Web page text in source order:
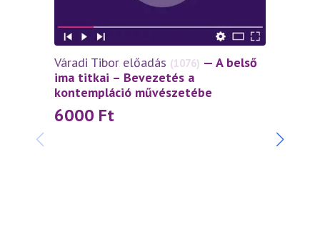
Váradi Tibor előadás (1076) — A belső
ima titkai – Bevezetés a
kontempláció művészetébe
6000 Ft